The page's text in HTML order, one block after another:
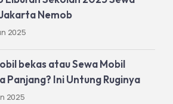
Nemob
2025
bekas atau Sewa Mobil
Panjang? Ini Untung Ruginya
2025